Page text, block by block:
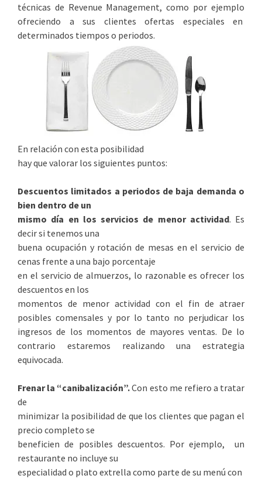
técnicas de Revenue Management, como por ejemplo
ofreciendo a sus clientes ofertas especiales en
determinados tiempos o periodos.
En relación con esta posibilidad
hay que valorar los siguientes puntos:
Descuentos limitados a periodos de baja demanda o
bien dentro de un
mismo día en los servicios de menor actividad. Es
decir si tenemos una
buena ocupación y rotación de mesas en el servicio de
cenas frente a una bajo porcentaje
en el servicio de almuerzos, lo razonable es ofrecer los
descuentos en los
momentos de menor actividad con el fin de atraer
posibles comensales y por lo tanto no perjudicar los
ingresos de los momentos de mayores ventas. De lo
contrario estaremos realizando una estrategia
equivocada.
Frenar la “canibalización”.Con esto me refiero a tratar
de
minimizar la posibilidad de que los clientes que pagan el
precio completo se
beneficien de posibles descuentos. Por ejemplo, un
restaurante no incluye su
especialidad o plato extrella como parte de su menú con